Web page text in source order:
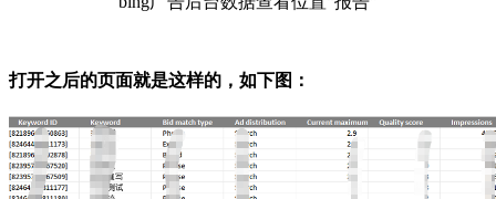
打开之后的页面就是这样的，如下图：